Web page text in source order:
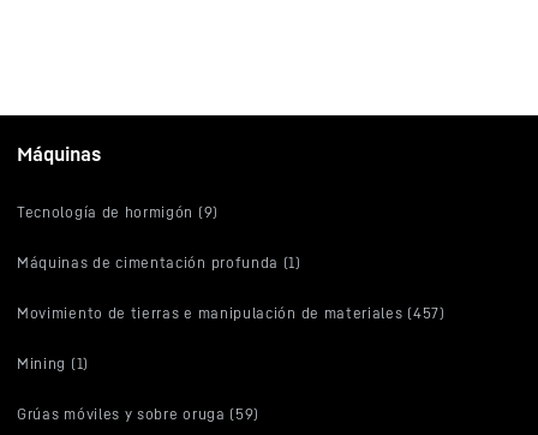
Máquinas
Tecnología de hormigón (9)
Máquinas de cimentación profunda (1)
Movimiento de tierras e manipulación de materiales (457)
Mining (1)
Grúas móviles y sobre oruga (59)